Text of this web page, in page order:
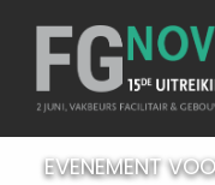
EVENEMENT